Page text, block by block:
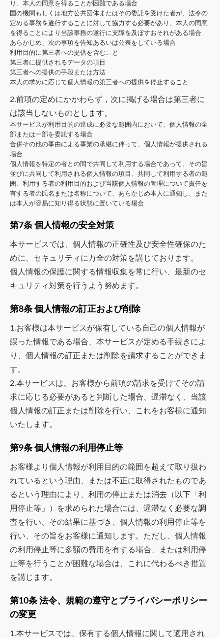
り、本人の同意を得ることが困難である場合
国の機関もしくは地方公共団体またはその委託を受けた者が、法令の
定める事務を遂行することに対して協力する必要があり、本人の同意
を得ることにより当該事務の遂行に支障を及ぼすおそれがある場合
あらかじめ、次の事項を告知あるいは公表をしている場合
利用目的に第三者への提供を含むこと
第三者に提供されるデータの項目
第三者への提供の手段または方法
本人の求めに応じて個人情報の第三者への提供を停止すること
2.前項の定めにかかわらず，次に掲げる場合は第三者に
は該当しないものとします。
本サービスが利用目的の達成に必要な範囲内において、個人情報の全
部または一部を委託する場合
合併その他の事由による事業の承継に伴って、個人情報が提供される
場合
個人情報を特定の者との間で共同して利用する場合であって、その旨
並びに共同して利用される個人情報の項目、共同して利用する者の範
囲、利用する者の利用目的および当該個人情報の管理について責任を
有する者の氏名または名称について、あらかじめ本人に通知し、また
は本人が容易に知り得る状態に置いている場合
第7条 個人情報の安全対策
本サービスでは、個人情報の正確性及び安全性確保のた
めに、セキュリティに万全の対策を講じております。
個人情報の保護に関する情報収集を常に行い、最新のセ
キュリティ対策を行うよう努めます。
第8条 個人情報の訂正および削除
1.お客様は本サービスが保有している自己の個人情報が
誤った情報である場合、本サービスが定める手続きによ
り、個人情報の訂正または削除を請求することができま
す。
2.本サービスは、お客様から前項の請求を受けてその請
求に応じる必要があると判断した場合、遅滞なく、当該
個人情報の訂正または削除を行い、これをお客様に通知
いたします。
第9条 個人情報の利用停止等
お客様より個人情報が利用目的の範囲を超えて取り扱わ
れているという理由、または不正に取得されたものであ
るという理由により、利用の停止または消去（以下「利
用停止等」）を求められた場合には、遅滞なく必要な調
査を行い、その結果に基づき、個人情報の利用停止等を
行い、その旨をお客様に通知します。ただし、個人情報
の利用停止等に多額の費用を有する場合、または利用停
止等を行うことが困難な場合は、これに代わるべき措置
を講じます。
第10条 法令、規範の遵守とプライバシーポリシー
の変更
1.本サービスでは、保有する個人情報に関して適用され